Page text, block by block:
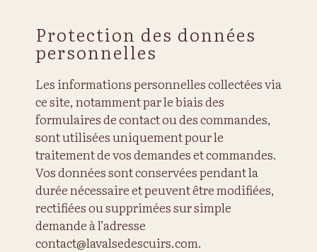
Protection des données
personnelles
Les informations personnelles collectées via
ce site, notamment par le biais des
formulaires de contact ou des commandes,
sont utilisées uniquement pour le
traitement de vos demandes et commandes.
Vos données sont conservées pendant la
durée nécessaire et peuvent être modifiées,
rectifiées ou supprimées sur simple
demande à l’adresse
contact@lavalsedescuirs.com.